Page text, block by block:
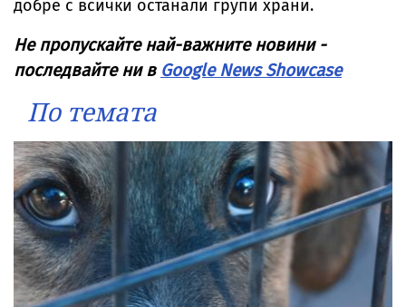
добре с всички останали групи храни.
Не пропускайте най-важните новини -
последвайте ни в Google News Showcase
По темата